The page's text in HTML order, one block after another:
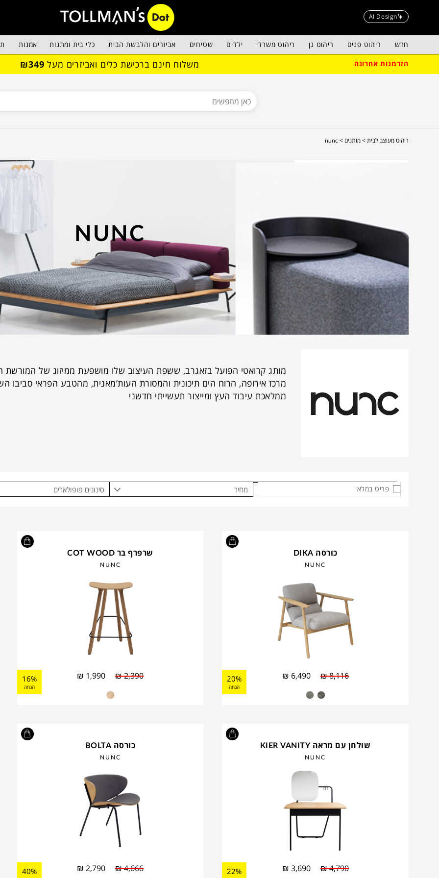
AI Design
חדש ריהוט פנים ריהוט גן ריהוט משרדי ילדים שטיחים אביזרים והלבשת הבית כלי בית ומתנות אמנות
הזדמנות אחרונה משלוח חינם ברכישת כלים ואביזרים מעל ₪349
ריהוט מעוצב לבית >מותגים >nunc
NUNC
מותג קרואטי הפועל בזאגרב, ששפת העיצוב שלו מושפעת ממיזוג של המורשת
מרכז אירופה, הרוח הים תיכונית והמסורת העות’מאנית, מהטבע הפראי סביבו
ממלאכת עיבוד העץ ומייצור תעשייתי חדשני
פריט במלאי מחיר סינונים פופולארים
כורסה DIKA
NUNC
₪8,116
₪ 6,490
20%
הנחה
שרפרף בר COT WOOD
NUNC
₪2,390
₪ 1,990
16%
הנחה
שולחן עם מראה KIER VANITY
NUNC
₪4,790
₪ 3,690
22%
כורסה BOLTA
NUNC
₪4,666
₪ 2,790
40%